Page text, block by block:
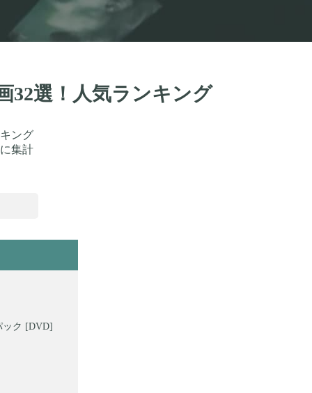
32選！人気ランキング
ング
集計
ック [DVD]